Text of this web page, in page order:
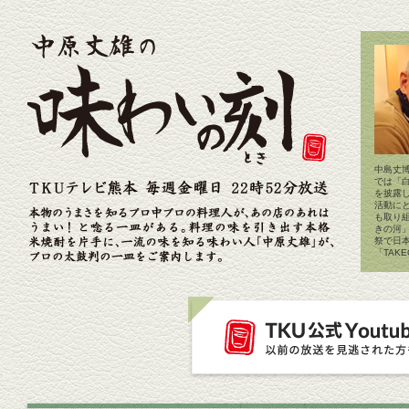
中島丈
では「
を披露
活動に
も取り
きの河
祭で日
「